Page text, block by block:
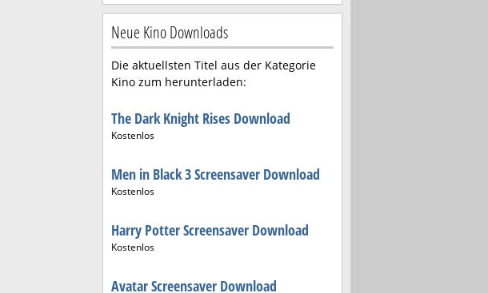
Neue Kino Downloads
Die aktuellsten Titel aus der Kategorie
Kino zum herunterladen:
The Dark Knight Rises Download
Kostenlos
Men in Black 3 Screensaver Download
Kostenlos
Harry Potter Screensaver Download
Kostenlos
Avatar Screensaver Download